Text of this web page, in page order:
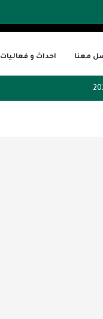
احداث و فعاليات معنا